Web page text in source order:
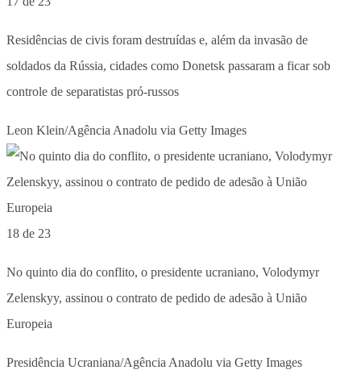
Residências de civis foram destruídas e, além da invasão de
soldados da Rússia, cidades como Donetsk passaram a ficar sob
controle de separatistas pró-russos
Leon Klein/Agência Anadolu via Getty Images
18 de 23
No quinto dia do conflito, o presidente ucraniano, Volodymyr
Zelenskyy, assinou o contrato de pedido de adesão à União
Europeia
Presidência Ucraniana/Agência Anadolu via Getty Images